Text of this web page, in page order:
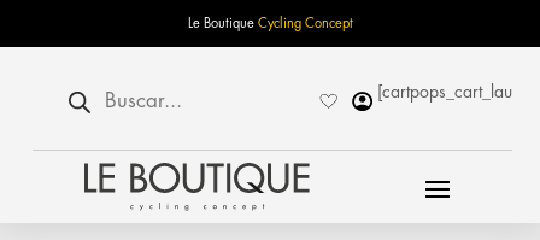
Le Boutique Cycling Concept
productos